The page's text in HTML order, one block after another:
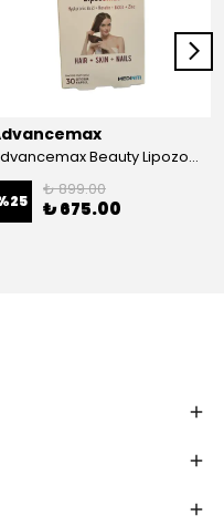
Advancemax Beauty Lipozomal Hyalüronik Asit Keratin Biotin Zn 30 Kapsül 8684375607556
25
₺ 899.00
₺ 675.00